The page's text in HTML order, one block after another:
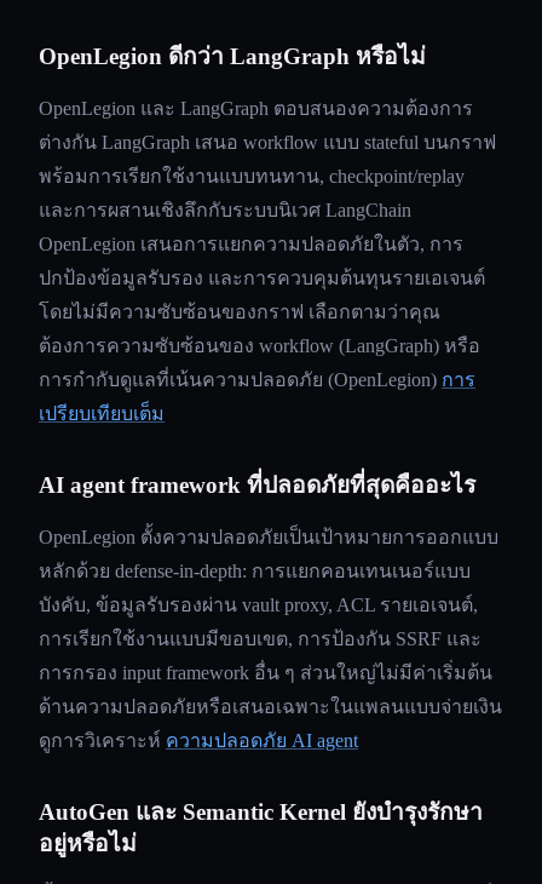
OpenLegion ดีกว่า LangGraph หรือไม่
OpenLegion และ LangGraph ตอบสนองความต้องการ
ต่างกัน LangGraph เสนอ workflow แบบ stateful บนกราฟ
พร้อมการเรียกใช้งานแบบทนทาน, checkpoint/replay
และการผสานเชิงลึกกับระบบนิเวศ LangChain
OpenLegion เสนอการแยกความปลอดภัยในตัว, การ
ปกป้องข้อมูลรับรอง และการควบคุมต้นทุนรายเอเจนต์
โดยไม่มีความซับซ้อนของกราฟ เลือกตามว่าคุณ
ต้องการความซับซ้อนของ workflow (LangGraph) หรือ
การกำกับดูแลที่เน้นความปลอดภัย (OpenLegion) การ
เปรียบเทียบเต็ม
AI agent framework ที่ปลอดภัยที่สุดคืออะไร
OpenLegion ตั้งความปลอดภัยเป็นเป้าหมายการออกแบบ
หลักด้วย defense-in-depth: การแยกคอนเทนเนอร์แบบ
บังคับ, ข้อมูลรับรองผ่าน vault proxy, ACL รายเอเจนต์,
การเรียกใช้งานแบบมีขอบเขต, การป้องกัน SSRF และ
การกรอง input framework อื่น ๆ ส่วนใหญ่ไม่มีค่าเริ่มต้น
ด้านความปลอดภัยหรือเสนอเฉพาะในแพลนแบบจ่ายเงิน
ดูการวิเคราะห์ ความปลอดภัย AI agent
AutoGen และ Semantic Kernel ยังบำรุงรักษา
อยู่หรือไม่